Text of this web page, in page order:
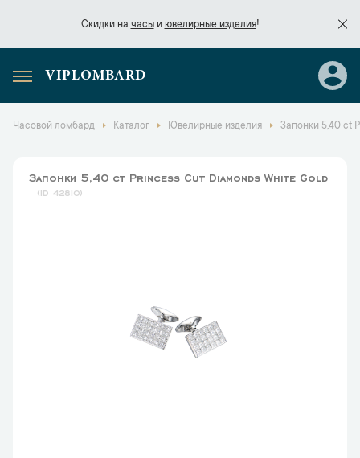
Скидки на часыи ювелирные изделия!
Скидки начасы
VIPLOMBARD
Часовой ломбард Каталог Ювелирные изделия Запонки 5,40 ct
Запонки 5,40 ct Princess Cut Diamonds White Gold
42810